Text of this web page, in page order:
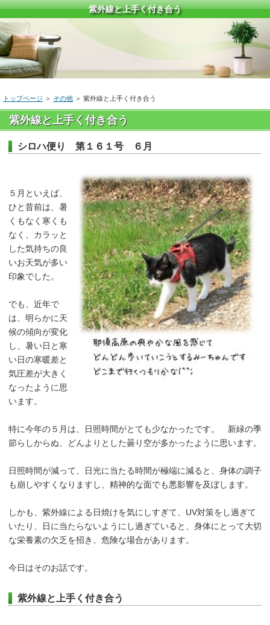
紫外線と上手く付き合う
トップページ ＞ その他 ＞ 紫外線と上手く付き合う
紫外線と上手く付き合う
シロハ便り 第１６１号 ６月
５月といえば、
ひと昔前は、暑
くもなく寒くも
なく、カラッと
した気持ちの良
いお天気が多い
印象でした。
でも、近年で
は、明らかに天
候の傾向が変化
し、暑い日と寒
い日の寒暖差と
気圧差が大きく
なったように思
います。
特に今年の５月は、日照時間がとても少なかったです。 新緑の季
節らしからぬ、どんよりとした曇り空が多かったように思います。
日照時間が減って、日光に当たる時間が極端に減ると、身体の調子
も崩しやすくなりますし、精神的な面でも悪影響を及ぼします。
しかも、紫外線による日焼けを気にしすぎて、UV対策をし過ぎて
いたり、日に当たらないようにし過ぎていると、身体にとって大切
な栄養素の欠乏を招き、危険な場合があります。
今日はそのお話です。
紫外線と上手く付き合う